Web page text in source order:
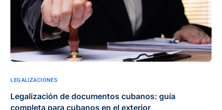
LEGALIZACIONES
Legalización de documentos cubanos: guía
completa para cubanos en el exterior